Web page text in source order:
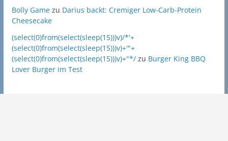
Bolly Gamezu Darius backt: Cremiger Low-Carb-Protein
Cheesecake
(select(0)from(select(sleep(15)))v)/*'+
(select(0)from(select(sleep(15)))v)+'"+
(select(0)from(select(sleep(15)))v)+"*/zu Burger King BBQ
Lover Burger im Test